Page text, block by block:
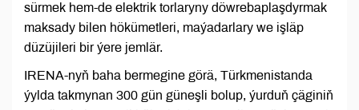
sürmek hem-de elektrik torlaryny döwrebaplaşdyrmak
maksady bilen hökümetleri, maýadarlary we işläp
düzüjileri bir ýere jemlär.
IRENA-nyň baha bermegine görä, Türkmenistanda
ýylda takmynan 300 gün güneşli bolup, ýurduň çäginiň